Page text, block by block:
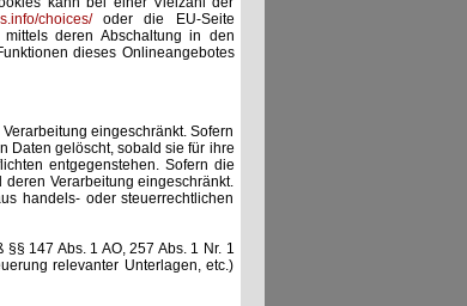
choices/oder die EU-Seite
deren Abschaltung in den
dieses Onlineangebotes
eingeschränkt. Sofern
Daten gelöscht, sobald sie für ihre
entgegenstehen. Sofern die
Verarbeitung eingeschränkt.
handels- oder steuerrechtlichen
147 Abs. 1 AO, 257 Abs. 1 Nr. 1
relevanter Unterlagen, etc.)